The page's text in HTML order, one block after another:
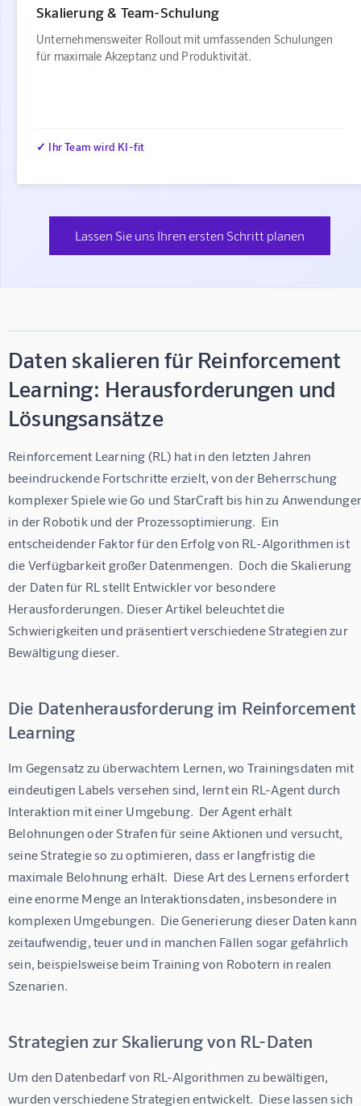
Skalierung & Team-Schulung
Unternehmensweiter Rollout mit umfassenden Schulungen
für maximale Akzeptanz und Produktivität.
✓ Ihr Team wird KI-fit
Lassen Sie uns Ihren ersten Schritt planen
Daten skalieren für Reinforcement
Learning: Herausforderungen und
Lösungsansätze
Reinforcement Learning (RL) hat in den letzten Jahren
beeindruckende Fortschritte erzielt, von der Beherrschung
komplexer Spiele wie Go und StarCraft bis hin zu
in der Robotik und der Prozessoptimierung.  Ein
entscheidender Faktor für den Erfolg von RL-Algorithmen ist
die Verfügbarkeit großer Datenmengen.  Doch die Skalierung
der Daten für RL stellt Entwickler vor besondere
Herausforderungen. Dieser Artikel beleuchtet die
Schwierigkeiten und präsentiert verschiedene Strategien zur
Bewältigung dieser.
Die Datenherausforderung im Reinforcement
Learning
Im Gegensatz zu überwachtem Lernen, wo Trainingsdaten mit
eindeutigen Labels versehen sind, lernt ein RL-Agent durch
Interaktion mit einer Umgebung.  Der Agent erhält
Belohnungen oder Strafen für seine Aktionen und versucht,
seine Strategie so zu optimieren, dass er langfristig die
maximale Belohnung erhält.  Diese Art des Lernens erfordert
eine enorme Menge an Interaktionsdaten, insbesondere in
komplexen Umgebungen.  Die Generierung dieser Daten kann
zeitaufwendig, teuer und in manchen Fällen sogar gefährlich
sein, beispielsweise beim Training von Robotern in realen
Szenarien.
Strategien zur Skalierung von RL-Daten
Um den Datenbedarf von RL-Algorithmen zu bewältigen,
wurden verschiedene Strategien entwickelt.  Diese lassen sich